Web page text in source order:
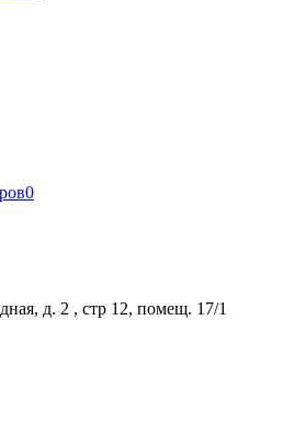
0
д. 2 , стр 12, помещ. 17/1